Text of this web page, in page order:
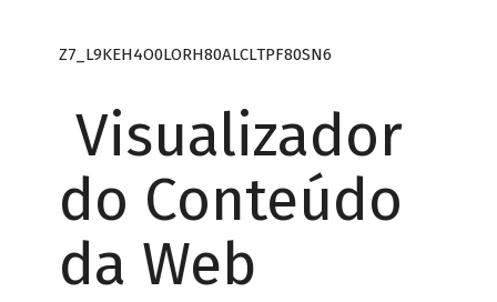
Z7_L9KEH4O0LORH80ALCLTPF80SN6
Visualizador
do Conteúdo
da Web